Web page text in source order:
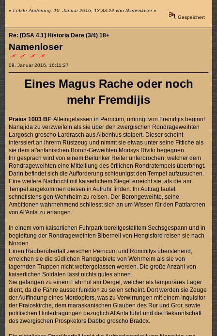
«Letzte Änderung: 10. Januar 2016, 13:33:22 von Namenloser»
Gespeichert
Namenloser
09. Januar 2016, 16:11:27
Re: [DSA 4.1] Historia Dere (3/4) 18+
Eines Magus Rache oder noch
mehr Fremdijis
Praios 1003 BF: Alleingelassen in Perricum, umringt von Fremdijis beginnt
Nanajida zu verzweifeln als sie über den zwergischen Rondrageweihten
Largosch groscho Lardrasch aus Albenhus stolpert. Dieser scheint
interssiert an ihrerm Rüstzeug und nimmt sie etwas unter seine Fittiche als
sie dem al'anfanischen Boron-Geweihten Morisys Rivito begegnen.
Ihr gespräch wird von einem Beilunker Reiter unterbrochen, welcher dem
Rondrageweihten eine Mitteillung des örtlichen Rondratempels überbringt.
Darin befindet sich die Aufforderung schleunigst den Tempel aufzusuchen.
Eine weitere Nachricht mit kaiserlichem Siegel erreicht sie, als die am
Tempel angekommen diesen in Aufruhr finden. Ihr Auftrag lautet
schnellstens gen Wehrheim zu reisen. Der Borongeweihte, seine
Ambitionen wahrnehmend schliesst sich an um Wissen für den Patriarchen
von Al'Anfa zu erlangen.
In einem vom kaiserlichen Fuhrpark bereitgestelltem Sechsgespann und in
begleitung der Rondrageweihten Bibernell von Hengisford reisen sie nach
Norden.
Einen Räuberüberfall zwischen Perricum und Rommilys überstehend,
erreichen sie die südlichen Randgebiete von Wehrheim als sie von
lagernden Truppen nicht weitergelassen werden. Die große Anzahl von
kaiserlichen Soldaten lässt nichts gutes ahnen.
Sie gelangen zu einem Fährhof am Dergel, welcher als temporäres Lager
dient, da die Fähre ausser funktion zu seien scheint. Dort werden sie Zeuge
der Auffindung eines Mordopfers, was zu Verwirrungen mit einem Inquisitor
der Praioskirche, dem maraskanischen Glauben des Rur und Gror, sowie
politischen Hinterfragungen bezüglich Al'Anfa führt und die Bekanntschaft
des zwergischen Prospketors Dabbo groscho Bradox.